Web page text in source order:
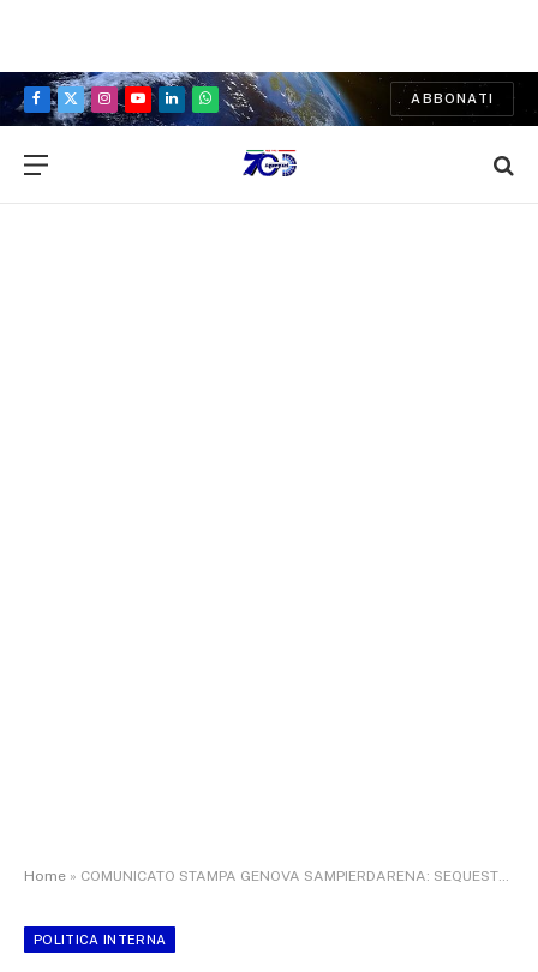
Facebook
X
Instagram
YouTubeLinkedInWhatsApp
ABBONATI
Home » COMUNICATO STAMPA GENOVA SAMPIERDARENA: SEQUESTRATA VALUTA NON DICHIARATA PER OLTRE 2 MILIONI DI EURO
POLITICA INTERNA